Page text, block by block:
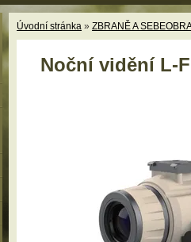
Úvodní stránka » ZBRANĚ A
Noční vidění L-